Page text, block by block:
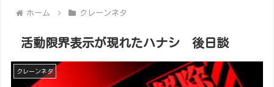
ホーム クレーンネタ
活動限界表示が現れたハナシ 後日談
クレーンネタ